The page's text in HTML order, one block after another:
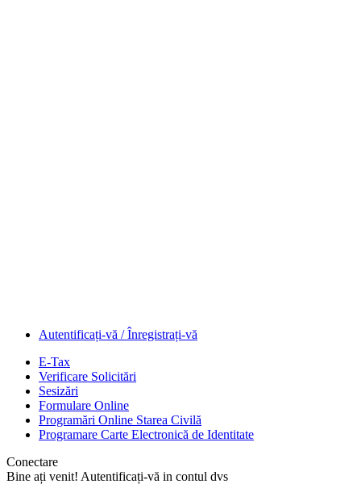
Autentificați-vă / Înregistrați-vă
E-Tax
Verificare Solicitări
Sesizări
Formulare Online
Programări Online Starea Civilă
Programare Carte Electronică de Identitate
Conectare
Bine ați venit! Autentificați-vă in contul dvs